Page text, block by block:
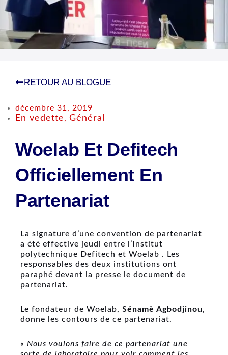
RETOUR AU BLOGUE
décembre 31, 2019
En vedette, Général
Woelab Et Defitech
Officiellement En
Partenariat
La signature d’une convention de partenariat
a été effective jeudi entre l’Institut
polytechnique Defitech et Woelab . Les
responsables des deux institutions ont
paraphé devant la presse le document de
partenariat.
Le fondateur de Woelab, Sénamè Agbodjinou,
donne les contours de ce partenariat.
« Nous voulons faire de ce partenariat une